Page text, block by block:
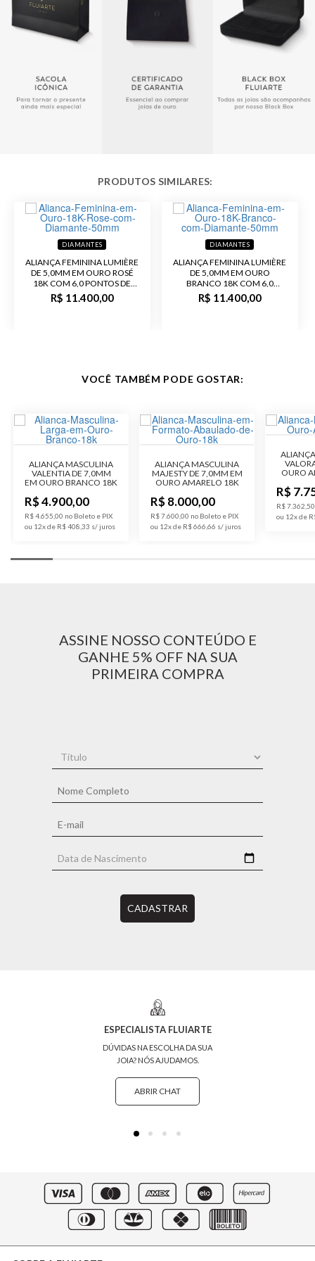
Acabamento
7,0 mm
DIAMANTES
ALIANÇA FEMININA LUMIÈRE
DE 5,0MM EM OURO ROSÉ
18K COM 6,0 PONTOS DE
DIAMANTE
R$ 11.400,00
DIAMANTES
ALIANÇA FEMININA LUMIÈRE
DE 5,0MM EM OURO
BRANCO 18K COM 6,0
PONTOS DE DIAMANTE
R$ 11.400,00
VOCÊ TAMBÉM PODE GOSTAR:
ALIANÇA MASCULINA
VALENTIA DE 7,0MM
EM OURO BRANCO 18K
R$ 4.900,00
R$ 4.655,00 no Boleto e PIX
ou 12x de R$ 408,33
ALIANÇA MASCULINA
MAJESTY DE 7,0MM EM
OURO AMARELO 18K
R$ 8.000,00
R$ 7.600,00 no Boleto e PIX
ou 12x de R$ 666,66
OURO
R$
R$
ou 12x de
ASSINE NOSSO CONTEÚDO E
GANHE 5% OFF NA SUA
PRIMEIRA COMPRA
CADASTRAR
ESPECIALISTA FLUIARTE
DÚVIDAS NA ESCOLHA DA SUA
JOIA? NÓS AJUDAMOS.
ABRIR CHAT